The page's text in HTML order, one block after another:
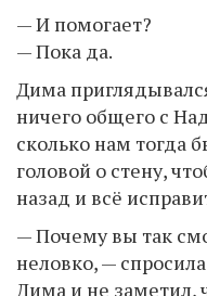
— И помогает?
— Пока да.
Дима
ничего общего с
сколько нам тогда
головой о стену,
назад и всё
— Почему вы так
неловко, —
Дима и не заметил,